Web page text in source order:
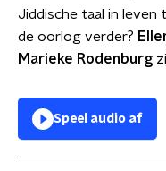
Jiddische taal in leven
de oorlog verder?
Marieke Rodenburg
Speel audio af